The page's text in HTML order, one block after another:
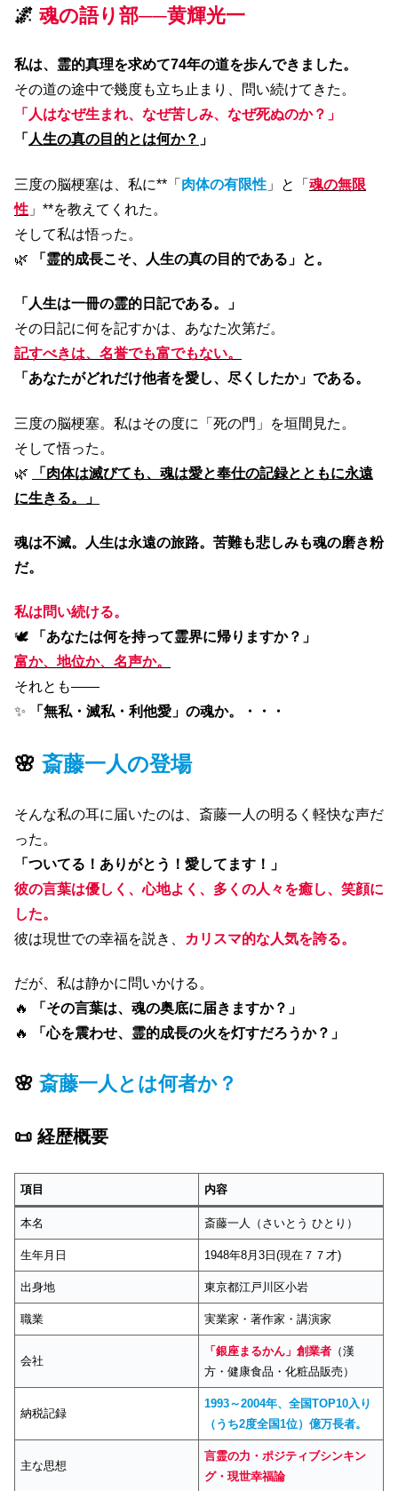
🌌 魂の語り部──黄輝光一
私は、霊的真理を求めて74年の道を歩んできました。
その道の途中で幾度も立ち止まり、問い続けてきた。
「人はなぜ生まれ、なぜ苦しみ、なぜ死ぬのか？」
「 人生の真の目的とは何か？ 」
三度の脳梗塞は、私に**「 肉体の有限性 」と「 魂の無限
性 」**を教えてくれた。
そして私は悟った。
🌿
「霊的成長こそ、人生の真の目的である」と。
「人生は一冊の霊的日記である。」
その日記に何を記すかは、あなた次第だ。
記すべきは、名誉でも富でもない。
「あなたがどれだけ他者を愛し、尽くしたか」である。
三度の脳梗塞。私はその度に「死の門」を垣間見た。
そして悟った。
🌿
「肉体は滅びても、魂は愛と奉仕の記録とともに永遠
に生きる。」
魂は不滅。人生は永遠の旅路。苦難も悲しみも魂の磨き粉
だ。
私は問い続ける。
🕊
「あなたは何を持って霊界に帰りますか？」
富か、地位か、名声か。
それとも――
✨
「無私・滅私・利他愛」の魂か。・・・
🌸斎藤一人の登場
そんな私の耳に届いたのは、斎藤一人の明るく軽快な声だ
った。
「ついてる！ありがとう！愛してます！」
彼の言葉は優しく、心地よく、多くの人々を癒し、笑顔に
した。
彼は現世での幸福を説き、
カリスマ的な人気を誇る。
だが、私は静かに問いかける。
🔥
「その言葉は、魂の奥底に届きますか？」
🔥
「心を震わせ、霊的成長の火を灯すだろうか？」
🌸斎藤一人とは何者か？
📜 経歴概要
項目 内容
本名 斎藤一人（さいとう ひとり）
生年月日 1948年8月3日(現在７７才)
出身地 東京都江戸川区小岩
職業 実業家・著作家・講演家
会社
「銀座まるかん」創業者 （漢
方・健康食品・化粧品販売）
納税記録
1993～2004年、全国TOP10入り
（うち2度全国1位）億万長者。
主な思想
言霊の力・ポジティブシンキン
グ・現世幸福論